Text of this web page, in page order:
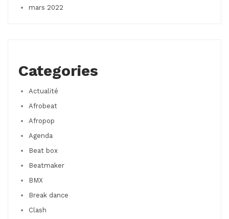
mars 2022
Categories
Actualité
Afrobeat
Afropop
Agenda
Beat box
Beatmaker
BMX
Break dance
Clash